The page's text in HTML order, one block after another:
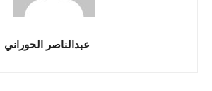
عبدالناصر الحوراني